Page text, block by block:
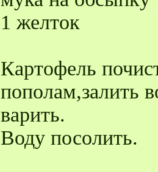
1 желток
Картофель
пополам,залить
варить.
Воду посолить.